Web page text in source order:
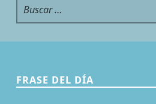
FRASE DEL DÍA